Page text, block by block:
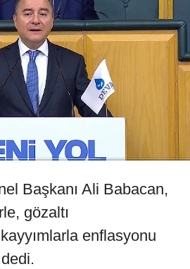
Başkanı Ali Babacan,
gözaltı
enflasyonu